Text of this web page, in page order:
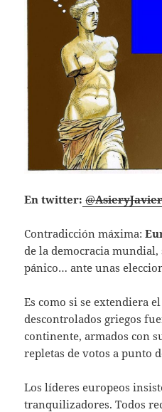
En twitter: ‏@
Contradicción máxima:
de la democracia
pánico… ante unas
Es como si se extendiera
descontrolados griegos
continente, armados con
repletas de votos a punto
Los líderes europeos
tranquilizadores. Todos